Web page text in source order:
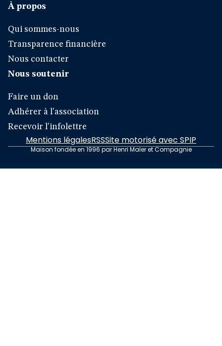
À propos
Qui sommes-nous
Transparence financière
Nous contacter
Nous soutenir
Faire un don
Adhérer à l'association
Recevoir l'infolettre
Mentions légalesRSSSite motorisé avec SPIP
Maison fondée en 1996 par Henri Maler et Compagnie